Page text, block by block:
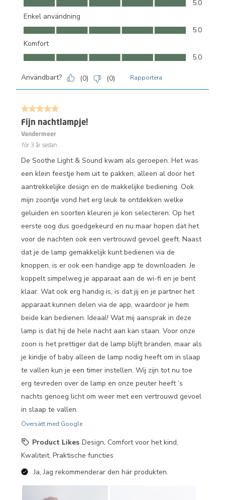
5.0
Enkel användning
Enkel användning, 5.0 av 5
5.0
Komfort
Komfort, 5.0 av 5
5.0
Användbart? (0) (0) Rapportera
5 av 5 stjärnor.
Fijn nachtlampje!
Vandermeer
för 3 år sedan
De Soothe Light & Sound kwam als geroepen. Het was
een klein feestje hem uit te pakken, alleen al door het
aantrekkelijke design en de makkelijke bediening. Ook
mijn zoontje vond het erg leuk te ontdekken welke
geluiden en soorten kleuren je kon selecteren. Op het
eerste oog dus goedgekeurd en nu maar hopen dat het
voor de nachten ook een vertrouwd gevoel geeft. Naast
dat je de lamp gemakkelijk kunt bedienen via de
knoppen, is er ook een handige app te downloaden. Je
koppelt simpelweg je apparaat aan de wi-fi en je bent
klaar. Wat ook erg handig is, is dat jij en je partner het
apparaat kunnen delen via de app, waardoor je hem
beide kan bedienen. Ideaal! Wat mij aansprak in deze
lamp is dat hij de hele nacht aan kan staan. Voor onze
zoon is het prettiger dat de lamp blijft branden, maar als
je kindje of baby alleen de lamp nodig heeft om in slaap
te vallen kun je een timer instellen. Wij zijn tot nu toe
erg tevreden over de lamp en onze peuter heeft ’s
nachts genoeg licht om weer met een vertrouwd gevoel
in slaap te vallen.
Översätt med Google
Product Likes Design, Comfort voor het kind,
Kwaliteit, Praktische functies
Ja, Jag rekommenderar den här produkten.